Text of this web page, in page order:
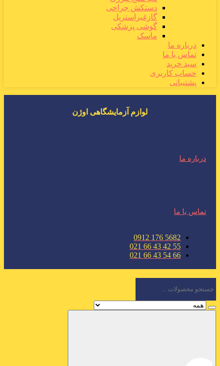
دستکش جراحی
گازغیراستریل
گوشی پزشکی
ماسک
درباره ما
تماس با ما
سبد خرید
حساب کاربری
پشتیبانی
لوازم آزمایشگاهی اوژن
درباره ما
تماس با ما
5682 176 0912
55 42 43 66 021
66 54 43 66 021